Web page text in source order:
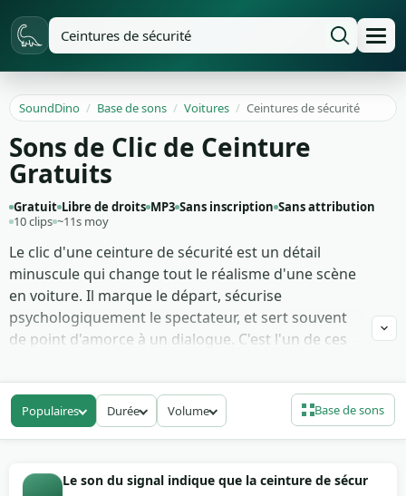
SoundDino / Base de sons / Voitures / Ceintures de sécurité
Sons de Clic de Ceinture
Gratuits
Gratuit Libre de droits MP3 Sans inscription Sans attribution
10 clips ~11s moy
Le clic d'une ceinture de sécurité est un détail
minuscule qui change tout le réalisme d'une scène
en voiture. Il marque le départ, sécurise
psychologiquement le spectateur, et sert souvent
de point d'amorce à un dialogue. C'est l'un de ces
remarque s'il manque.
Tu trouveras ici 10 variations : boucle qui
s'enclenche, sangle qui se déroule lentement,
un film, une publicité automobile, un court-
Populaires Durée Volume Base de sons
Le son du signal indique que la ceinture de sécurité